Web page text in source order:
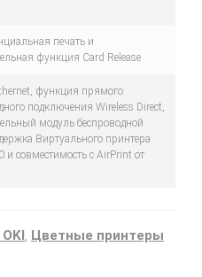
печать и
функция Card Release
функция прямого
подключения Wireless Direct,
модуль беспроводной
Виртуального принтера
и совместимость с AirPrint от
, Цветные принтеры